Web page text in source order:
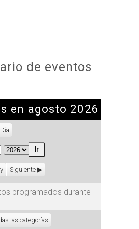
de eventos
en agosto 2026
Día
Siguiente
programados durante
las categorías